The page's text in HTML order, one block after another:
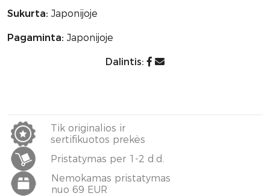
Sukurta: Japonijoje
Pagaminta: Japonijoje
Dalintis:
Tik originalios ir
sertifikuotos prekės
Pristatymas per 1-2 d.d.
Nemokamas pristatymas
nuo 69 EUR